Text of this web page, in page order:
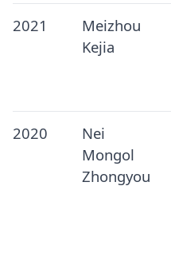
2021
Meizhou
Kejia
2020
Nei
Mongol
Zhongyou